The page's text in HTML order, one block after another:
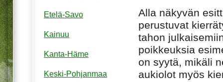
Alla näkyvän
perustuvat
tahon
poikkeuksia
on syytä, mikäli
aukiolot myös
Etelä-Savo
Kainuu
Kanta-Häme
Keski-Pohjanmaa